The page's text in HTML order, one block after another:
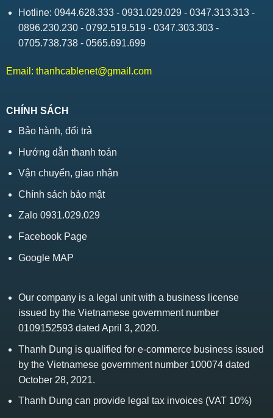
Hotline: 0944.628.333 - 0931.029.029 - 0347.313.313 -
0896.230.230 - 0792.519.519 - 0347.303.303 -
0705.738.738 - 0565.691.699
Email: thanhcablenet@gmail.com
CHÍNH SÁCH
Bảo hành, đổi trả
Hướng dẫn thanh toán
Vận chuyển, giao nhận
Chính sách bảo mật
Zalo 0931.029.029
Facebook Page
Google MAP
Our company is a legal unit with a business license
issued by the Vietnamese government number
0109152593 dated April 3, 2020.
Thanh Dung is qualified for e-commerce business issued
by the Vietnamese government number 100074 dated
October 28, 2021.
Thanh Dung can provide legal tax invoices (VAT 10%)